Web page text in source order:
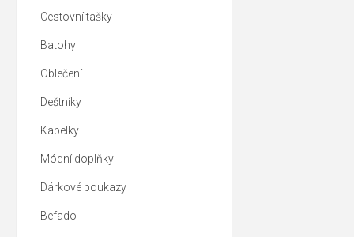
Cestovní tašky
Batohy
Oblečení
Deštníky
Kabelky
Módní doplňky
Dárkové poukazy
Befado